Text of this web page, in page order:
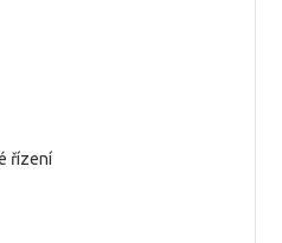
řízení